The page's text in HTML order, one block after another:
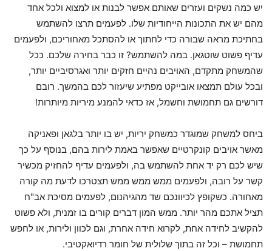
יש כמה נשקים ועזרים שאותם אפשר לבנות או למצוא ולכל אחד
מהם יש את התכונות הייחודיות שלו. לפעמים תרצו להשתמש
בחתיכת מראה שבורה כדי לחתוך או להסתכל מאחוריכם, ולפעמים
עדיף פשוט שוטגאן. במה להשתמש? זו כבר בחירה שלכם. ככל
שהמשחק מתקדם, האויבים נהיים חזקים יותר ואגרסיביים יותר,
ובכל עולם תמצאו אובייקט מפתיע שיעזור לכם בהמשך. רובם
דורשים גם תחמושת וחשמל, אז כדאי להמנע מיריות מיותרות!
ביחס למשחק שמוגדר כמשחק יריות, יש בו יותר בלגאן ופאניקה
מאשר אויבים קונקרטיים שאפשר באמת לירות בהם, בנוסף על כך
שיש לכם רק יד אחת להשתמש בה, ולפעמים עדיף להחזיק מכשיר
קשר על רובה, ולפעמים ממש ממש ממש תצטרכו לדעת מה קורה
מאחורה. כשקופץ לכיוונכם שד מהגיהנום, לפעמים מסיכת אב"ח
תציל אתכם מהר יותר. ממש המון דברים קורים בו זמנית, ולא פשוט
להקשיב לחידה אחת, לקרוא חידה אחרת, וגם לכוון ולירות, או לחפש
תחמושת – וכל זה בתוך שלולית של חומר רדיואקטיבי.